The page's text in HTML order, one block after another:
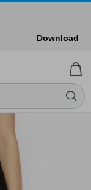
Download